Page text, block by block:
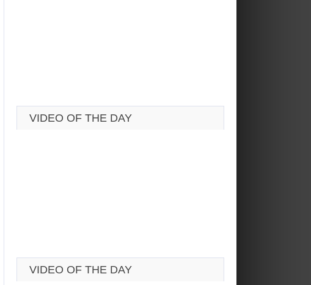
VIDEO OF THE DAY
VIDEO OF THE DAY